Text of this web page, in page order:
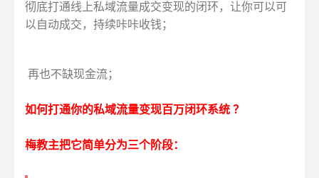
彻底打通线上私域流量成交变现的闭环，让你可以可
以自动成交，持续咔咔收钱；
再也不缺现金流；
如何打通你的私域流量变现百万闭环系统 ？
梅教主把它简单分为三个阶段：